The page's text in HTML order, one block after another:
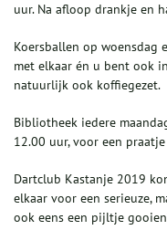
uur. Na afloop drankje en
Koersballen op woensdag
met elkaar én u bent ook
natuurlijk ook koffiegezet.
Bibliotheek iedere
12.00 uur, voor een
Dartclub Kastanje 2019
elkaar voor een serieuze,
ook eens een pijltje